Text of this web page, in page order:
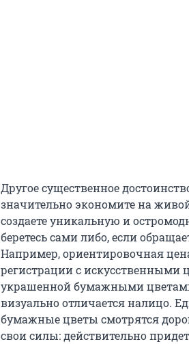
Другое существенное
значительно экономите на
создаете уникальную и
беретесь сами либо, если
Например, ориентировочная
регистрации с искусственными
украшенной бумажными
визуально отличается налицо.
бумажные цветы смотрятся
свои силы: действительно